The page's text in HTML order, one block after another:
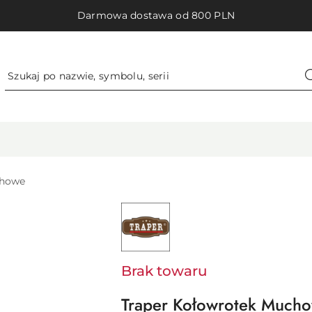
Darmowa dostawa od 800 PLN
NAZWA
PRODUCENTA:
TRAPER
Brak towaru
Traper Kołowrotek